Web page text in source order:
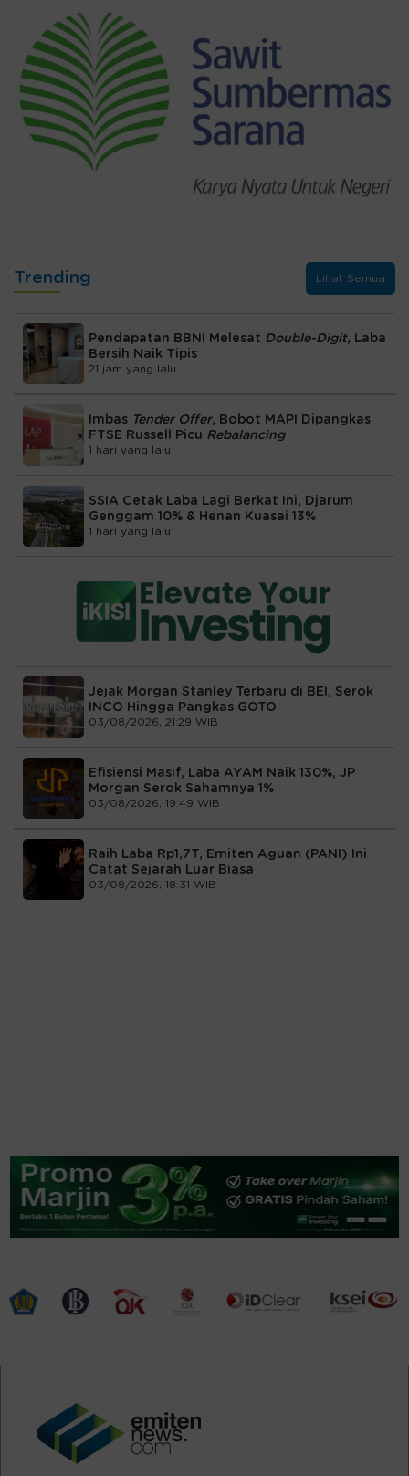
Trending Lihat Semua
Pendapatan BBNI Melesat Double-Digit, Laba
Bersih Naik Tipis
21 jam yang lalu
Imbas Tender Offer, Bobot MAPI Dipangkas
FTSE Russell Picu Rebalancing
1 hari yang lalu
SSIA Cetak Laba Lagi Berkat Ini, Djarum
Genggam 10% & Henan Kuasai 13%
1 hari yang lalu
Jejak Morgan Stanley Terbaru di BEI, Serok
INCO Hingga Pangkas GOTO
03/08/2026, 21:29 WIB
Efisiensi Masif, Laba AYAM Naik 130%, JP
Morgan Serok Sahamnya 1%
03/08/2026, 19:49 WIB
Raih Laba Rp1,7T, Emiten Aguan (PANI) Ini
Catat Sejarah Luar Biasa
03/08/2026, 18:31 WIB